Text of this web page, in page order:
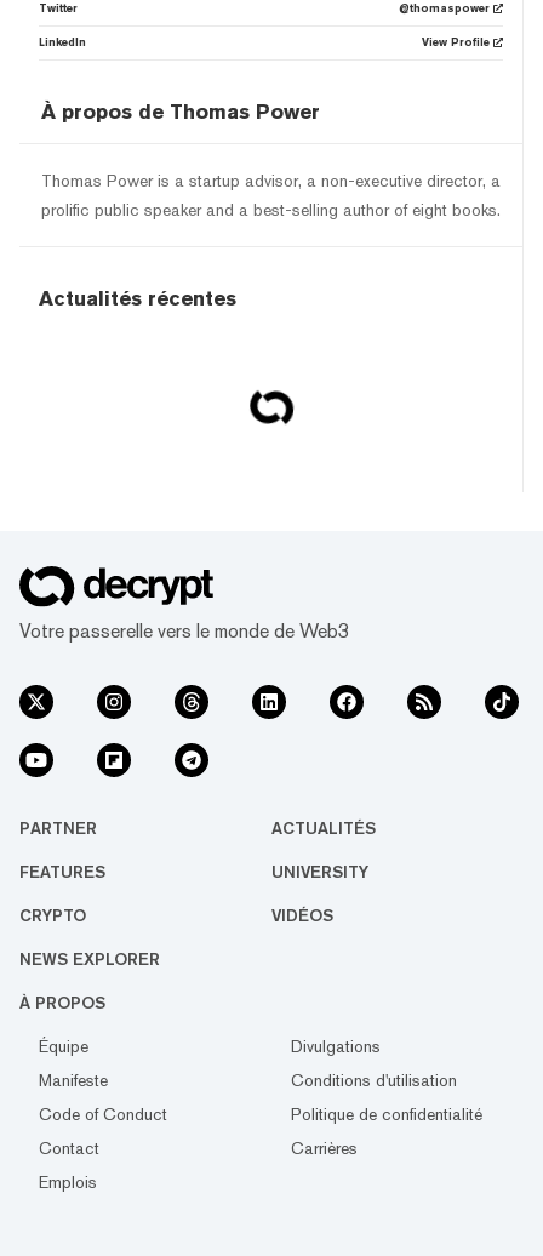
Twitter @thomaspower
LinkedIn View Profile
À propos de Thomas Power
Thomas Power is a startup advisor, a non-executive director, a
prolific public speaker and a best-selling author of eight books.
Actualités récentes
Votre passerelle vers le monde de Web3
PARTNER ACTUALITÉS
FEATURES UNIVERSITY
CRYPTO VIDÉOS
NEWS EXPLORER
À PROPOS
Équipe
Divulgations
Manifeste
Conditions d'utilisation
Code of Conduct
Politique de confidentialité
Contact
Carrières
Emplois